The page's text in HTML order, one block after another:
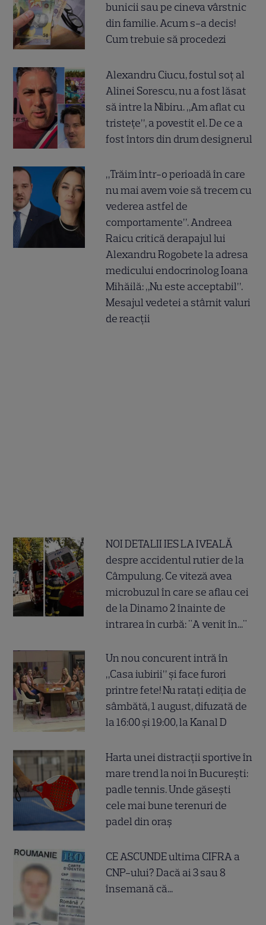
bunicii sau pe cineva vârstnic
din familie. Acum s-a decis!
Cum trebuie să procedezi
Alexandru Ciucu, fostul soț al
Alinei Sorescu, nu a fost lăsat
să intre la Nibiru. „Am aflat cu
tristețe”, a povestit el. De ce a
fost întors din drum designerul
„Trăim într-o perioadă în care
nu mai avem voie să trecem cu
vederea astfel de
comportamente”. Andreea
Raicu critică derapajul lui
Alexandru Rogobete la adresa
medicului endocrinolog Ioana
Mihăilă: „Nu este acceptabil”.
Mesajul vedetei a stârnit valuri
de reacții
NOI DETALII IES LA IVEALĂ
despre accidentul rutier de la
Câmpulung. Ce viteză avea
microbuzul în care se aflau cei
de la Dinamo 2 înainte de
intrarea în curbă: "A venit în..."
Un nou concurent intră în
„Casa iubirii” și face furori
printre fete! Nu ratați ediția de
sâmbătă, 1 august, difuzată de
la 16:00 și 19:00, la Kanal D
Harta unei distracții sportive în
mare trend la noi în București:
padle tennis. Unde găsești
cele mai bune terenuri de
padel din oraș
CE ASCUNDE ultima CIFRA a
CNP-ului? Dacă ai 3 sau 8
însemană că...